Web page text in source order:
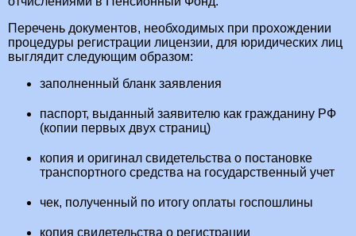
Перечень документов, необходимых при прохождении
процедуры регистрации лицензии, для юридических лиц
выглядит следующим образом:
заполненный бланк заявления
паспорт, выданный заявителю как гражданину РФ
(копии первых двух страниц)
копия и оригинал свидетельства о постановке
транспортного средства на государственный учет
чек, полученный по итогу оплаты госпошлины
копия свидетельства о регистрации